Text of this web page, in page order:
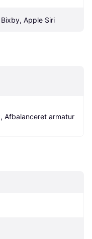
Apple Siri
Afbalanceret armatur